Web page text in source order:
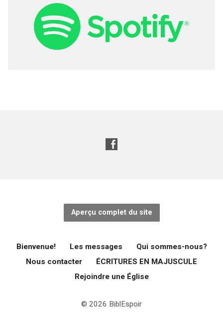
Aperçu complet du site
Bienvenue! Les messages
Qui sommes-nous?
Nous contacter
ÉCRITURES EN MAJUSCULE
Rejoindre une Église
© 2026 BiblEspoir